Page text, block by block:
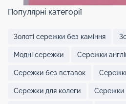
Популярні категорії
Золоті сережки без каміння
Модні сережки Сережки
Сережки без вставок
Сережки для колеги Сережки